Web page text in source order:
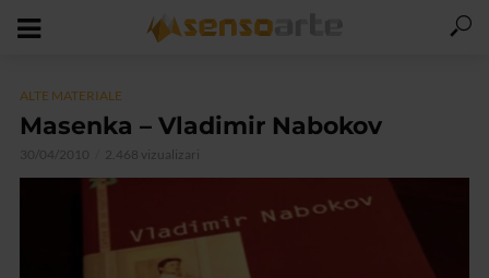
ALTE MATERIALE
Masenka – Vladimir Nabokov
30/04/2010 2.468 vizualizari